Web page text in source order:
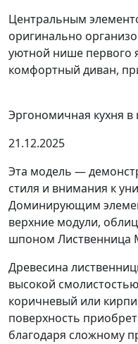
Центральным
оригинально
уютной нише первого
комфортный диван,
Эргономичная кухня
21.12.2025
Эта модель —
стиля и внимания к
Доминирующим
верхние модули,
шпоном Лиственница
Древесина
высокой
коричневый или
поверхность
благодаря сложному